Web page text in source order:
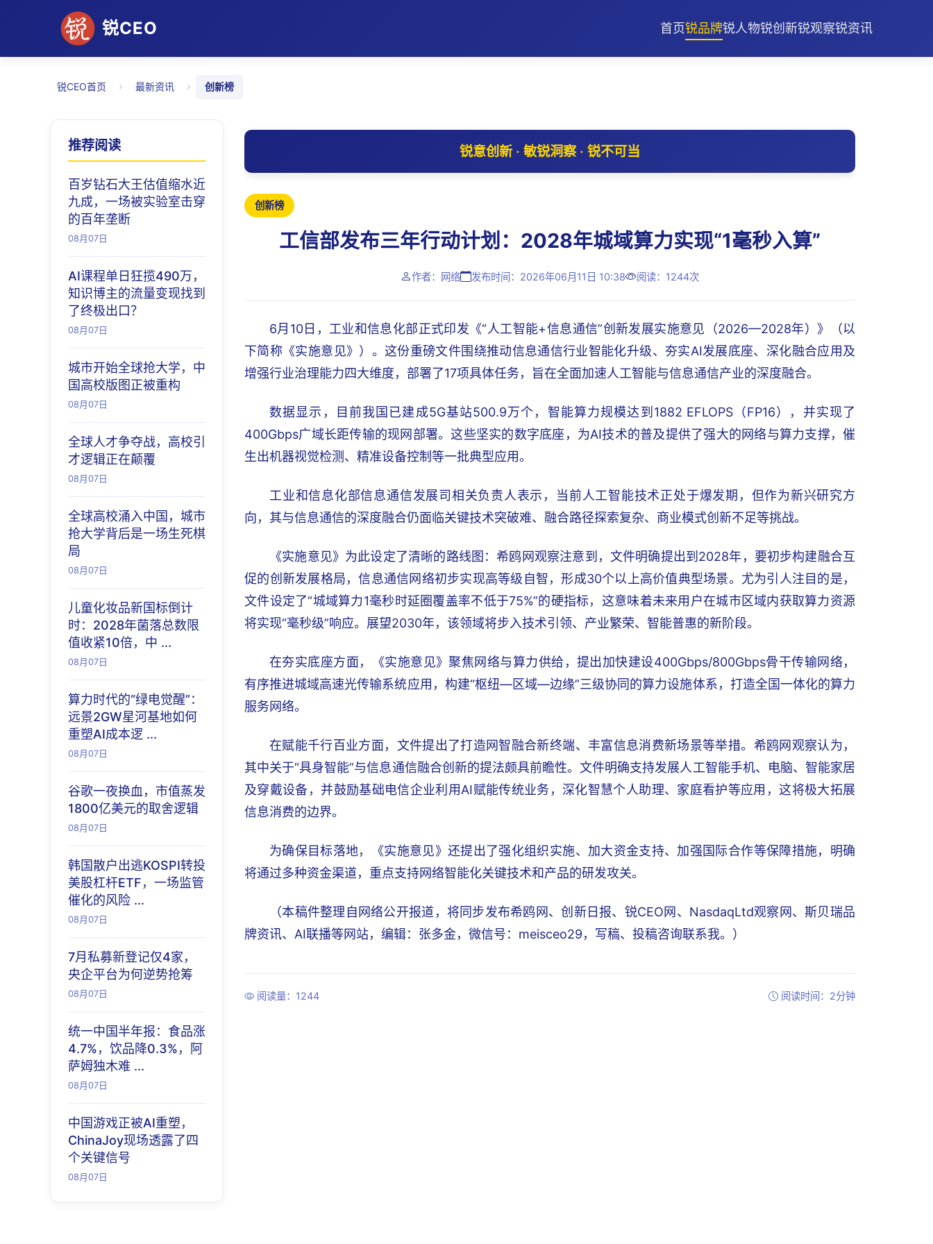
锐CEO 首页锐品牌锐人物锐创新锐观察锐资讯
锐CEO首页 › 最新资讯 › 创新榜
推荐阅读
百岁钻石大王估值缩水近
九成，一场被实验室击穿
的百年垄断
08月07日
AI课程单日狂揽490万，
知识博主的流量变现找到
了终极出口？
08月07日
城市开始全球抢大学，中
国高校版图正被重构
08月07日
全球人才争夺战，高校引
才逻辑正在颠覆
08月07日
全球高校涌入中国，城市
抢大学背后是一场生死棋
局
08月07日
儿童化妆品新国标倒计
时：2028年菌落总数限
值收紧10倍，中 ...
08月07日
算力时代的“绿电觉醒”：
远景2GW星河基地如何
重塑AI成本逻 ...
08月07日
谷歌一夜换血，市值蒸发
1800亿美元的取舍逻辑
08月07日
韩国散户出逃KOSPI转投
美股杠杆ETF，一场监管
催化的风险 ...
08月07日
7月私募新登记仅4家，
央企平台为何逆势抢筹
08月07日
统一中国半年报：食品涨
4.7%，饮品降0.3%，阿
萨姆独木难 ...
08月07日
中国游戏正被AI重塑，
ChinaJoy现场透露了四
个关键信号
08月07日
锐意创新 · 敏锐洞察 · 锐不可当
创新榜
工信部发布三年行动计划：2028年城域算力实现“1毫秒入算”
作者：网络 发布时间：2026年06月11日 10:38 阅读：1244次
6月10日，工业和信息化部正式印发《“人工智能+信息通信”创新发展实施意见（2026—2028年）》（以
下简称《实施意见》）。这份重磅文件围绕推动信息通信行业智能化升级、夯实AI发展底座、深化融合应用及
增强行业治理能力四大维度，部署了17项具体任务，旨在全面加速人工智能与信息通信产业的深度融合。
数据显示，目前我国已建成5G基站500.9万个，智能算力规模达到1882 EFLOPS（FP16），并实现了
400Gbps广域长距传输的现网部署。这些坚实的数字底座，为AI技术的普及提供了强大的网络与算力支撑，催
生出机器视觉检测、精准设备控制等一批典型应用。
工业和信息化部信息通信发展司相关负责人表示，当前人工智能技术正处于爆发期，但作为新兴研究方
向，其与信息通信的深度融合仍面临关键技术突破难、融合路径探索复杂、商业模式创新不足等挑战。
《实施意见》为此设定了清晰的路线图：希鸥网观察注意到，文件明确提出到2028年，要初步构建融合互
促的创新发展格局，信息通信网络初步实现高等级自智，形成30个以上高价值典型场景。尤为引人注目的是，
文件设定了“城域算力1毫秒时延圈覆盖率不低于75%”的硬指标，这意味着未来用户在城市区域内获取算力资源
将实现“毫秒级”响应。展望2030年，该领域将步入技术引领、产业繁荣、智能普惠的新阶段。
在夯实底座方面，《实施意见》聚焦网络与算力供给，提出加快建设400Gbps/800Gbps骨干传输网络，
有序推进城域高速光传输系统应用，构建“枢纽—区域—边缘”三级协同的算力设施体系，打造全国一体化的算力
服务网络。
在赋能千行百业方面，文件提出了打造网智融合新终端、丰富信息消费新场景等举措。希鸥网观察认为，
其中关于“具身智能”与信息通信融合创新的提法颇具前瞻性。文件明确支持发展人工智能手机、电脑、智能家居
及穿戴设备，并鼓励基础电信企业利用AI赋能传统业务，深化智慧个人助理、家庭看护等应用，这将极大拓展
信息消费的边界。
为确保目标落地，《实施意见》还提出了强化组织实施、加大资金支持、加强国际合作等保障措施，明确
将通过多种资金渠道，重点支持网络智能化关键技术和产品的研发攻关。
（本稿件整理自网络公开报道，将同步发布希鸥网、创新日报、锐CEO网、NasdaqLtd观察网、斯贝瑞品
牌资讯、AI联播等网站，编辑：张多金，微信号：meisceo29，写稿、投稿咨询联系我。）
阅读量：1244 阅读时间：2分钟